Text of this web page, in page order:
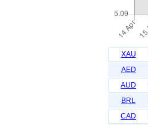
XAU
AED
AUD
BRL
CAD